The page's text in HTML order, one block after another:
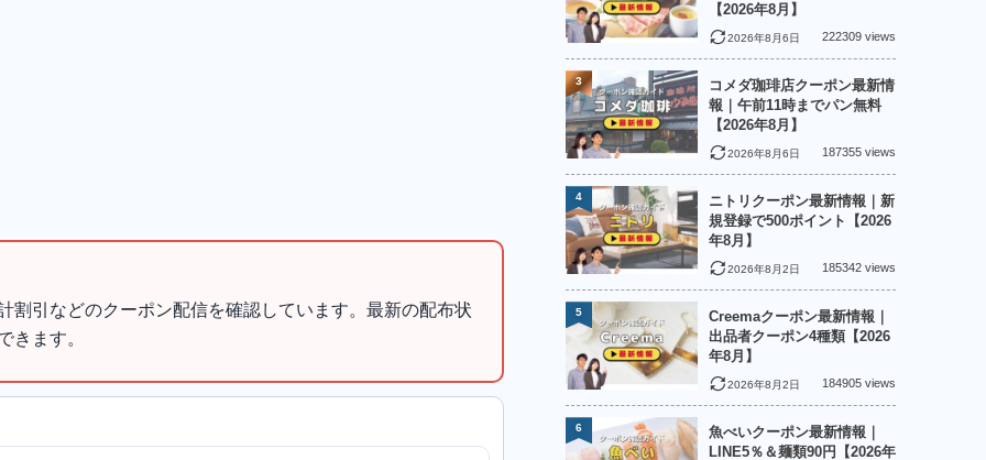
割引などのクーポン配信を確認しています。最新の配布状
きます。
【2026年8月】
2026年8月6日 222309 views
コメダ珈琲店クーポン最新情
報｜午前11時までパン無料
【2026年8月】
2026年8月6日 187355 views
3
ニトリクーポン最新情報｜新
規登録で500ポイント【2026
年8月】
2026年8月2日 185342 views
4
Creemaクーポン最新情報｜
出品者クーポン4種類【2026
年8月】
2026年8月2日 184905 views
5
魚べいクーポン最新情報｜
LINE5％＆麺類90円【2026年
6